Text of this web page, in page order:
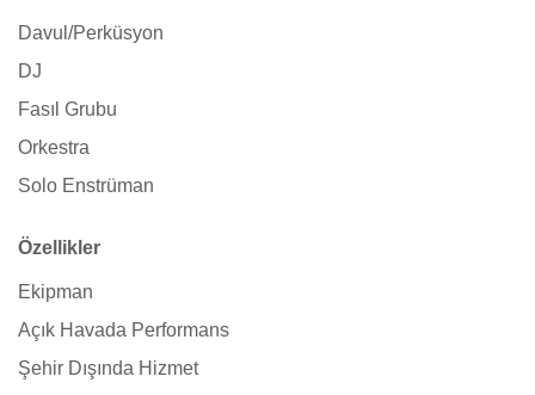
Davul/Perküsyon
DJ
Fasıl Grubu
Orkestra
Solo Enstrüman
Özellikler
Ekipman
Açık Havada Performans
Şehir Dışında Hizmet